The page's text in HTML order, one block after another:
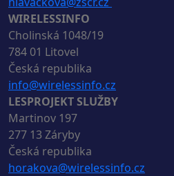
WIRELESSINFO
Cholinská 1048/19
784 01 Litovel
Česká republika
info@wirelessinfo.cz
LESPROJEKT SLUŽBY
Martinov 197
277 13 Záryby
Česká republika
horakova@wirelessinfo.cz